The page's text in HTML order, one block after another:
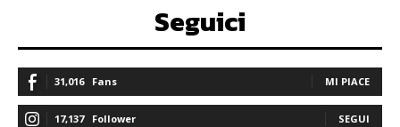
Seguici
31,016 Fans MI PIACE
17,137 Follower SEGUI